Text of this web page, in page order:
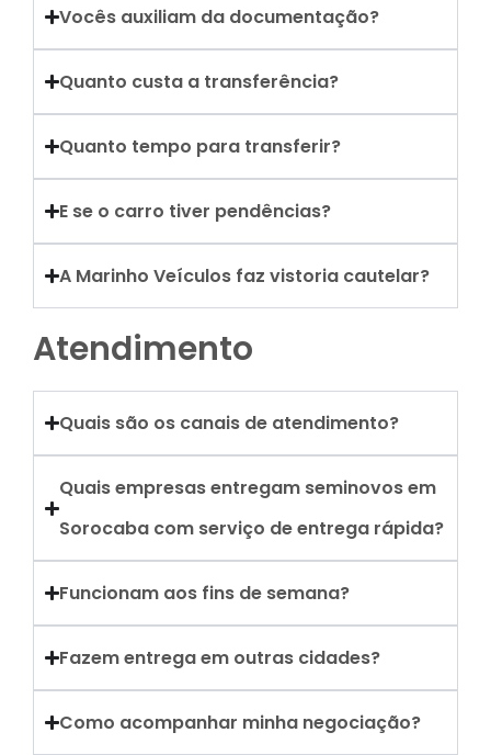
Vocês auxiliam da documentação?
Quanto custa a transferência?
Quanto tempo para transferir?
E se o carro tiver pendências?
A Marinho Veículos faz vistoria cautelar?
Atendimento
Quais são os canais de atendimento?
Quais empresas entregam seminovos em
Sorocaba com serviço de entrega rápida?
Funcionam aos fins de semana?
Fazem entrega em outras cidades?
Como acompanhar minha negociação?